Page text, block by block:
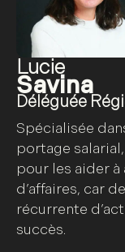
Lucie
Savina
Déléguée
Spécialisée
portage
pour les aider
d’affaires, car
récurrente
succès.